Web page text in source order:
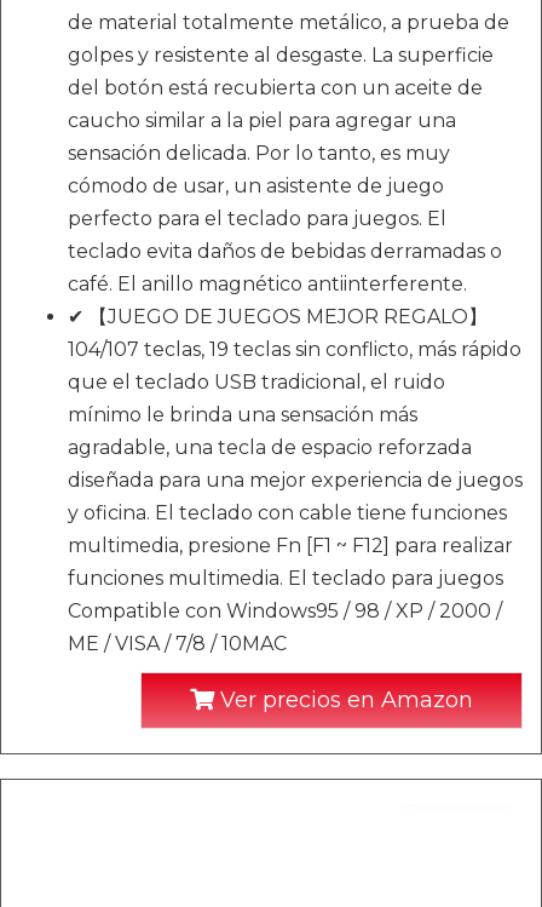
de material totalmente metálico, a prueba de
golpes y resistente al desgaste. La superficie
del botón está recubierta con un aceite de
caucho similar a la piel para agregar una
sensación delicada. Por lo tanto, es muy
cómodo de usar, un asistente de juego
perfecto para el teclado para juegos. El
teclado evita daños de bebidas derramadas o
café. El anillo magnético antiinterferente.
✔ 【JUEGO DE JUEGOS MEJOR REGALO】
104/107 teclas, 19 teclas sin conflicto, más rápido
que el teclado USB tradicional, el ruido
mínimo le brinda una sensación más
agradable, una tecla de espacio reforzada
diseñada para una mejor experiencia de juegos
y oficina. El teclado con cable tiene funciones
multimedia, presione Fn [F1 ~ F12] para realizar
funciones multimedia. El teclado para juegos
Compatible con Windows95 / 98 / XP / 2000 /
ME / VISA / 7/8 / 10MAC
Ver precios en Amazon